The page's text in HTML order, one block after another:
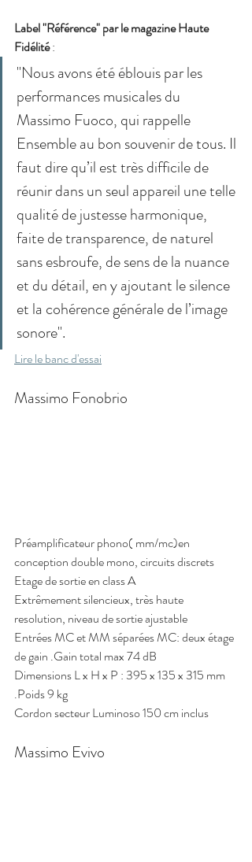
Label "Référence" par le magazine Haute
Fidélité :
"Nous avons été éblouis par les
performances musicales du
Massimo Fuoco, qui rappelle
Ensemble au bon souvenir de tous. Il
faut dire qu’il est très difficile de
réunir dans un seul appareil une telle
qualité de justesse harmonique,
faite de transparence, de naturel
sans esbroufe, de sens de la nuance
et du détail, en y ajoutant le silence
et la cohérence générale de l’image
sonore".
Lire le banc d'essai
Massimo Fonobrio
Préamplificateur phono( mm/mc)en
conception double mono, circuits discrets
Etage de sortie en class A
Extrêmement silencieux, très haute
resolution, niveau de sortie ajustable
Entrées MC et MM séparées MC: deux étage
de gain .Gain total max 74 dB
Dimensions L x H x P : 395 x 135 x 315 mm
.Poids 9 kg
Cordon secteur Luminoso 150 cm inclus
Massimo Evivo